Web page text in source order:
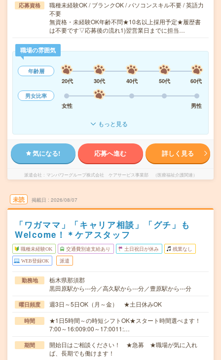
応募資格
職種未経験OK / ブランクOK / パソコンスキル不要 / 英語力
不要
無資格・未経験OK年齢不問★10名以上採用予定★履歴書
は不要です▽応募後の流れ1)翌営業日までに担当…
職場の雰囲気
年齢層
20代
30代 40代 50代
60代
男女比率
女性
男性
もっと見る
気になる! 応募へ進む 詳しく見る
派遣会社 マンパワーグループ株式会社 ケアサービス事業部 （医療福祉介護関連）
未読 掲載日 2026/08/07
「ワガママ」「キャリア相談」「グチ」も
Welcome！＊ケアスタッフ
職種未経験OK 交通費別途支給あり 土日祝日が休み 残業なし
WEB登録OK 派遣
勤務地
栃木県那須郡
黒田原駅から---分／高久駅から---分／豊原駅から---分
曜日頻度 週3日～5日OK（月～金） ★土日休みOK
時間
★1日5時間～の時短シフトOK★スタート時間選べます！
7:00～16:009:00～17:0011:…
期間
開始日はご相談ください！ ★急募 ★職場が気に入れ
ば、長期でも働けます！